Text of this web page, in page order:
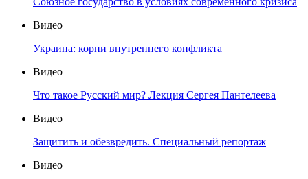
Видео
Украина: корни внутреннего конфликта
Видео
Что такое Русский мир? Лекция Сергея Пантелеева
Видео
Защитить и обезвредить. Специальный репортаж
Видео